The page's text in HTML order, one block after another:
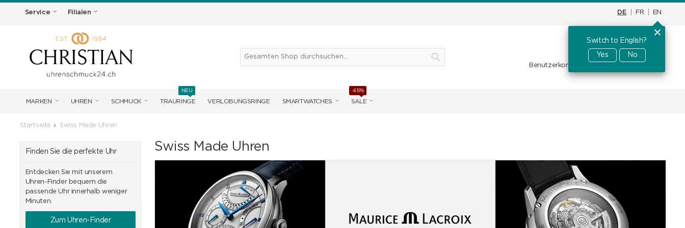
Service Filialen DE FR EN
Switch to English?
Yes
No
Warenkorb CHF0.00
Benutzerkonto
MARKEN UHREN SCHMUCK TRAURINGE
NEU
VERLOBUNGSRINGE SMARTWATCHES SALE
-65%
Startseite Swiss Made Uhren
Swiss Made Uhren
Finden Sie die perfekte Uhr
Entdecken Sie mit unserem
Uhren-Finder bequem die
passende Uhr innerhalb weniger
Minuten.
Zum Uhren-Finder